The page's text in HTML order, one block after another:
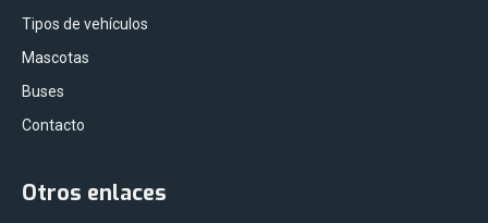
Tipos de vehículos
Mascotas
Buses
Contacto
Otros enlaces